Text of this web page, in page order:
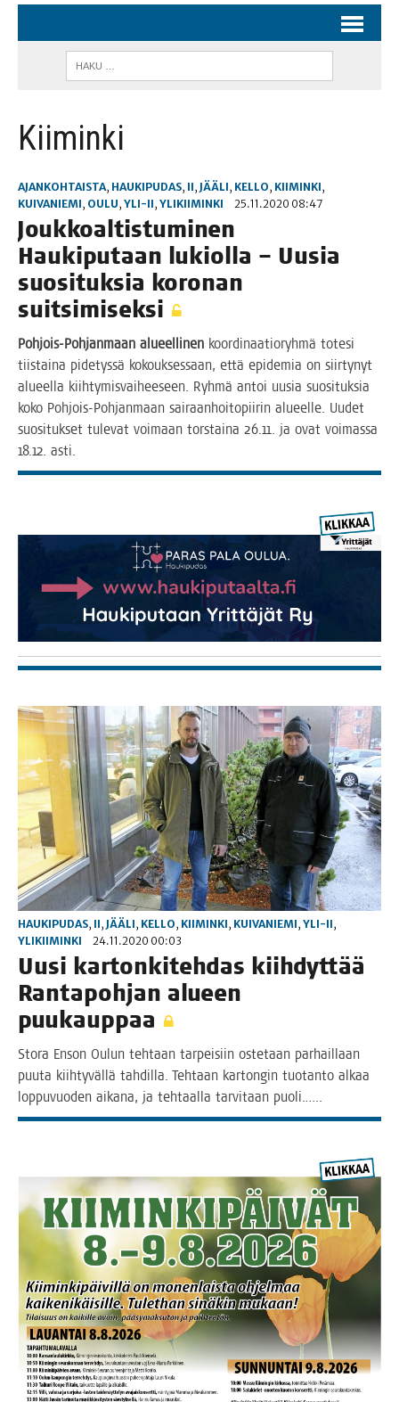
Kiiminki
AJANKOHTAISTA, HAUKIPUDAS, II, JÄÄLI, KELLO, KIIMINKI,
KUIVANIEMI, OULU, YLI-II, YLIKIIMINKI 25.11.2020 08:47
Jouk­koal­tis­tu­mi­nen
Hau­ki­pu­taan lukiol­la – Uusia
suo­si­tuk­sia koro­nan
suitsimiseksi
Poh­jois-Poh­jan­maan alu­eel­li­nen koor­di­naa­tio­ryh­mä tote­si
tiis­tai­na pide­tys­sä kokouk­ses­saan, että epi­de­mia on siir­ty­nyt
alu­eel­la kiih­ty­mis­vai­hee­seen. Ryh­mä antoi uusia suo­si­tuk­sia
koko Poh­jois-Poh­jan­maan sai­raan­hoi­to­pii­rin alu­eel­le. Uudet
suo­si­tuk­set tule­vat voi­maan tors­tai­na 26.11. ja ovat voi­mas­sa
18.12. asti.
HAUKIPUDAS, II, JÄÄLI, KELLO, KIIMINKI, KUIVANIEMI, YLI-II,
YLIKIIMINKI
24.11.2020 00:03
Uusi kar­ton­ki­teh­das kiih­dyt­tää
Ran­ta­poh­jan alu­een
puukauppaa
Sto­ra Enson Oulun teh­taan tar­pei­siin oste­taan par­hail­laan
puu­ta kiih­ty­väl­lä tah­dil­la. Teh­taan kar­ton­gin tuo­tan­to alkaa
lop­pu­vuo­den aika­na, ja teh­taal­la tar­vi­taan puoli.…..